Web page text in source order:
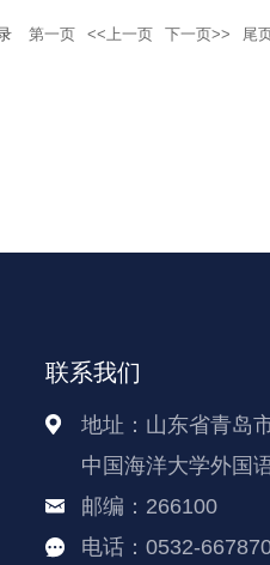
并致辞。范其伟副校长代表
第一页 <<上一页 下一页>> 尾
联系我们
地址：山东省青岛
中国海洋大学外国
邮编：266100
电话：0532-